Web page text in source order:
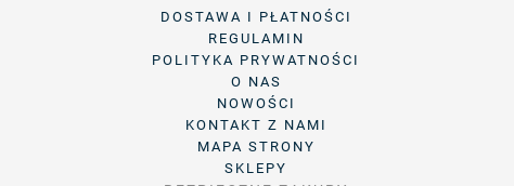
DOSTAWA I PŁATNOŚCI
REGULAMIN
POLITYKA PRYWATNOŚCI
O NAS
NOWOŚCI
KONTAKT Z NAMI
MAPA STRONY
SKLEPY